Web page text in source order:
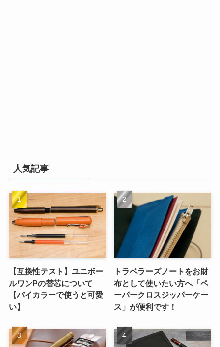
人気記事
【互換性テスト】ユニボー
ルワンPの替芯について
【バイカラーで使うと可愛
い】
トラベラーズノートをお財
布として使いたい方へ「ペ
ーパークロスジッパーケー
ス」が便利です！